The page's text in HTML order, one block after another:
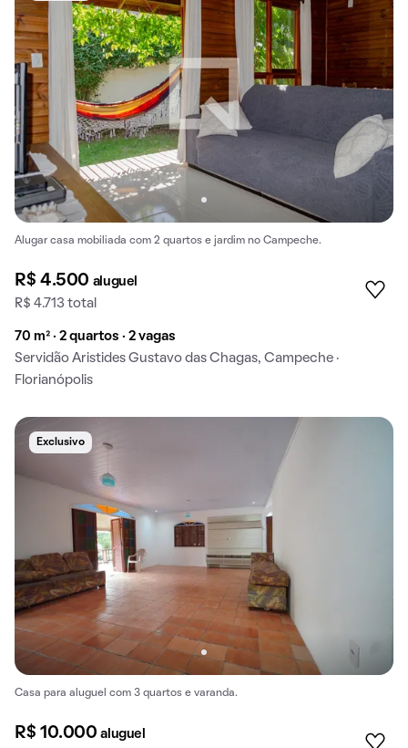
Alugar casa mobiliada com 2 quartos e jardim no Campeche.
R$ 4.500 aluguel
R$ 4.713 total
70 m² · 2 quartos · 2 vagas
Servidão Aristides Gustavo das Chagas, Campeche ·
Florianópolis
Exclusivo
Casa para aluguel com 3 quartos e varanda.
R$ 10.000aluguel